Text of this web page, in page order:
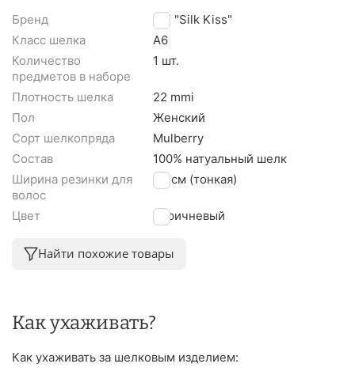
Бренд
TM "Silk Kiss"
Класс шелка
A6
Количество
предметов в наборе
1 шт.
Плотность шелка
22 mmi
Пол
Женский
Сорт шелкопряда
Mulberry
Состав
100% натуальный шелк
Ширина резинки для
волос
1,5 см (тонкая)
Цвет Коричневый
Найти похожие товары
Как ухаживать?
Как ухаживать за шелковым изделием: